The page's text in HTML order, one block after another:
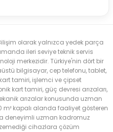
olarak yalnızca yedek parça
ileri seviye teknik servis
merkezidir. Türkiye'nin dört bir
bilgisayar, cep telefonu, tablet,
tamiri, işlemci ve çipset
kart tamiri, güç devresi arızaları,
arızalar konusunda uzman
m² kapalı alanda faaliyet gösteren
deneyimli uzman kadromuz
cihazlara çözüm